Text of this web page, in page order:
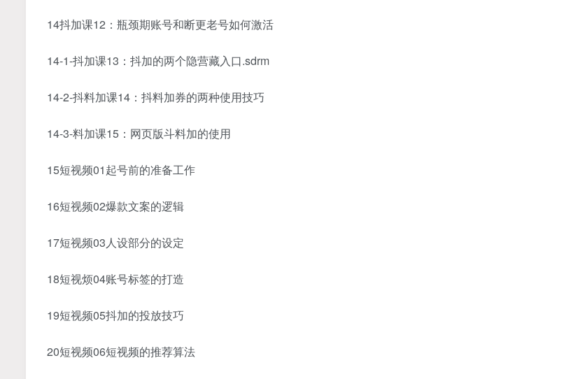
14抖加课12：瓶颈期账号和断更老号如何激活
14-1-抖加课13：抖加的两个隐营藏入口.sdrm
14-2-抖料加课14：抖料加券的两种使用技巧
14-3-料加课15：网页版斗料加的使用
15短视频01起号前的准备工作
16短视频02爆款文案的逻辑
17短视频03人设部分的设定
18短视烦04账号标签的打造
19短视频05抖加的投放技巧
20短视频06短视频的推荐算法